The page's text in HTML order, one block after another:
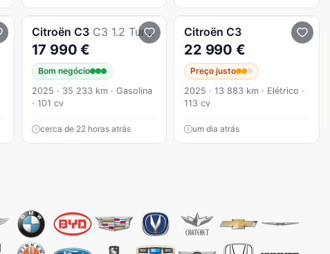
Citroën C3 C3 1.2 Turbo Max
17 990 €
Bom negócio
2025 · 35 233 km · Gasolina
· 101 cv
cerca de 22 horas atrás
Citroën C3
22 990 €
Preço justo
2025 · 13 883 km · Elétrico ·
113 cv
um dia atrás